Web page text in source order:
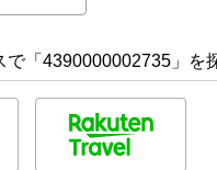
で「4390000002735」を